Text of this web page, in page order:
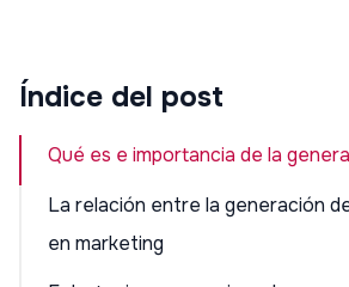
Índice del post
Qué es e importancia de la
La relación entre la generación
en marketing